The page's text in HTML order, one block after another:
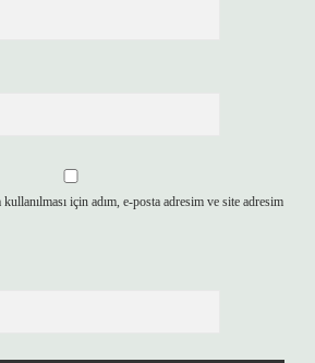
için adım, e-posta adresim ve site adresim